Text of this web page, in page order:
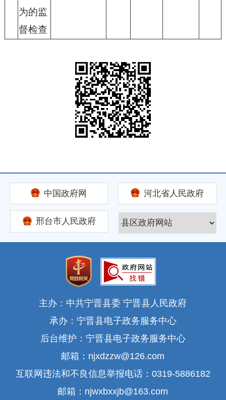
为的监
督检查
中国政府网 河北省人民政府
邢台市人民政府
主办：中共宁晋县委 宁晋县人民政府
承办：宁晋县电子政务服务中心
后台维护：宁晋县电子政务服务中心
邮箱：njxdzzw@126.com
互联网违法和不良信息举报电话：0319-5886182
邮箱：njwxbxxjb@163.com